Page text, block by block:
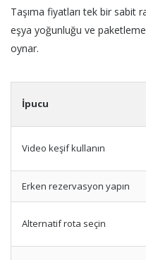
Taşıma fiyatları tek bir sabit
eşya yoğunluğu ve
oynar.
İpucu
Video keşif kullanın
Erken rezervasyon yapın
Alternatif rota seçin